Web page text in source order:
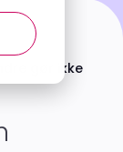
gør ikke